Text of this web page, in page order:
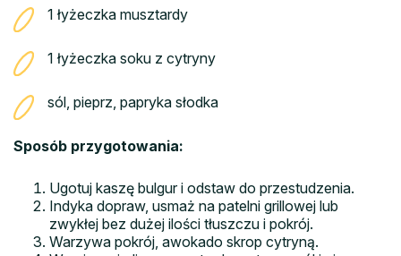
1 łyżeczka musztardy
1 łyżeczka soku z cytryny
sól, pieprz, papryka słodka
Sposób przygotowania:
Ugotuj kaszę bulgur i odstaw do przestudzenia.
Indyka dopraw, usmaż na patelni grillowej lub
zwykłej bez dużej ilości tłuszczu i pokrój.
Warzywa pokrój, awokado skrop cytryną.